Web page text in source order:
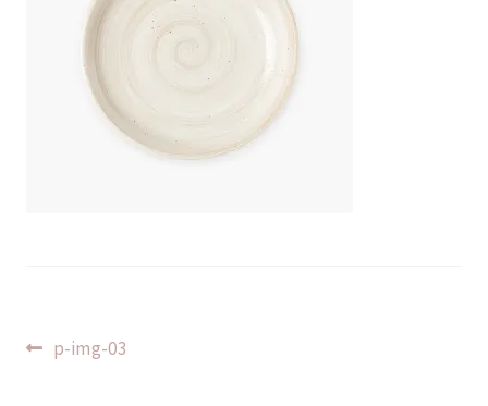
Indlægsnavigation
Forrige
p-img-03